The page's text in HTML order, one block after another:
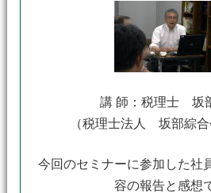
講 師：税理士 坂
（税理士法人 坂部綜
今回のセミナーに参加した社
容の報告と感想